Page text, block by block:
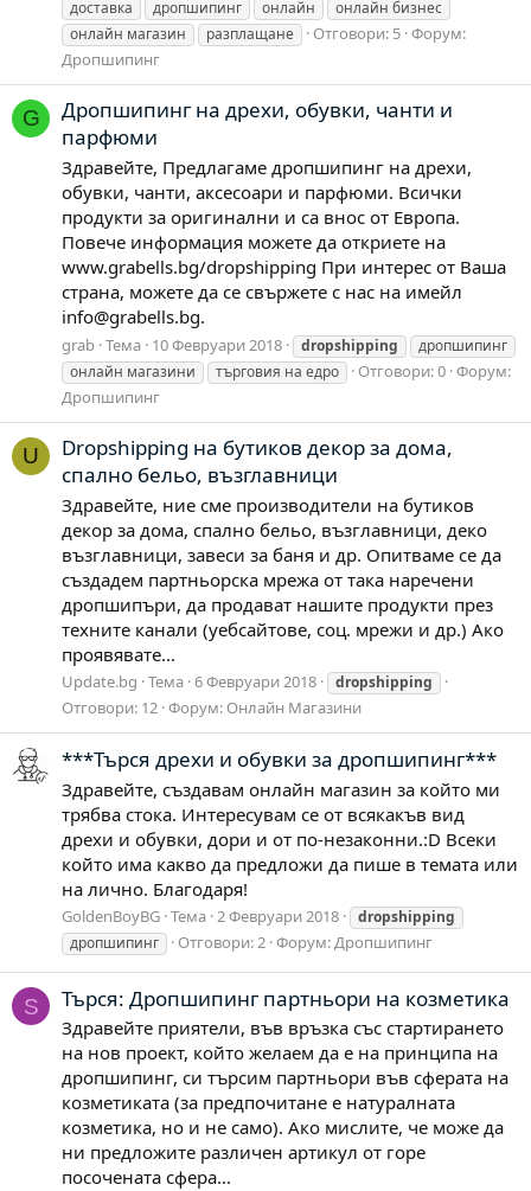
доставка дропшипинг онлайн
онлайн бизнес
онлайн магазин
разплащане Отговори: 5 Форум:
Дропшипинг
G
Дропшипинг на дрехи, обувки, чанти и
парфюми
Здравейте, Предлагаме дропшипинг на дрехи,
обувки, чанти, аксесоари и парфюми. Всички
продукти за оригинални и са внос от Европа.
Повече информация можете да откриете на
www.grabells.bg/dropshipping При интерес от Ваша
страна, можете да се свържете с нас на имейл
info@grabells.bg.
grab Тема 10 Февруари 2018 dropshipping
дропшипинг
онлайн магазини
търговия на едро Отговори: 0 Форум:
Дропшипинг
U
Dropshipping на бутиков декор за дома,
спално бельо, възглавници
Здравейте, ние сме производители на бутиков
декор за дома, спално бельо, възглавници, деко
възглавници, завеси за баня и др. Опитваме се да
създадем партньорска мрежа от така наречени
дропшипъри, да продават нашите продукти през
техните канали (уебсайтове, соц. мрежи и др.) Ако
проявявате...
Update.bg Тема 6 Февруари 2018 dropshipping
Отговори: 12 Форум: Онлайн Магазини
***Търся дрехи и обувки за дропшипинг***
Здравейте, създавам онлайн магазин за който ми
трябва стока. Интересувам се от всякакъв вид
дрехи и обувки, дори и от по-незаконни.:D Всеки
който има какво да предложи да пише в темата или
на лично. Благодаря!
GoldenBoyBG Тема 2 Февруари 2018
dropshipping
дропшипинг
Отговори: 2 Форум:Дропшипинг
S Търся: Дропшипинг партньори на козметика
Здравейте приятели, във връзка със стартирането
на нов проект, който желаем да е на принципа на
дропшипинг, си търсим партньори във сферата на
козметиката (за предпочитане е натуралната
козметика, но и не само). Ако мислите, че може да
ни предложите различен артикул от горе
посочената сфера...